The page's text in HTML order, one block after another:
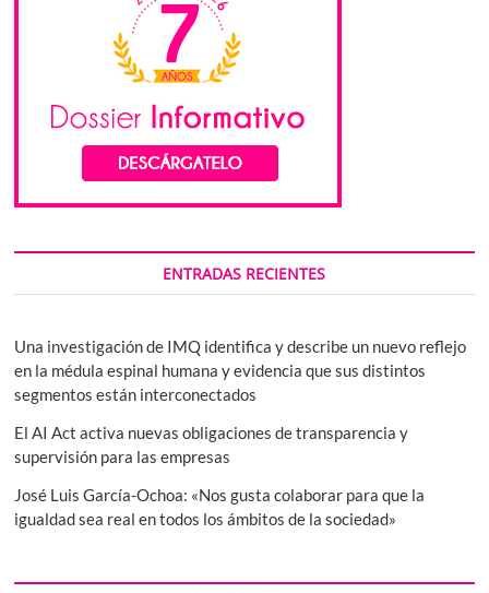
ENTRADAS RECIENTES
Una investigación de IMQ identifica y describe un nuevo reflejo
en la médula espinal humana y evidencia que sus distintos
segmentos están interconectados
El AI Act activa nuevas obligaciones de transparencia y
supervisión para las empresas
José Luis García-Ochoa: «Nos gusta colaborar para que la
igualdad sea real en todos los ámbitos de la sociedad»